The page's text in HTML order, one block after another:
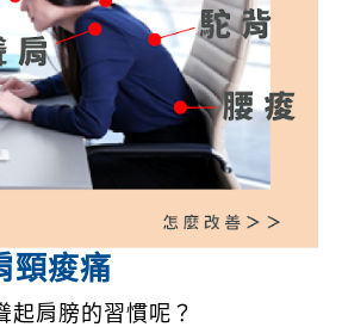
頸痠痛
起肩膀的習慣呢？